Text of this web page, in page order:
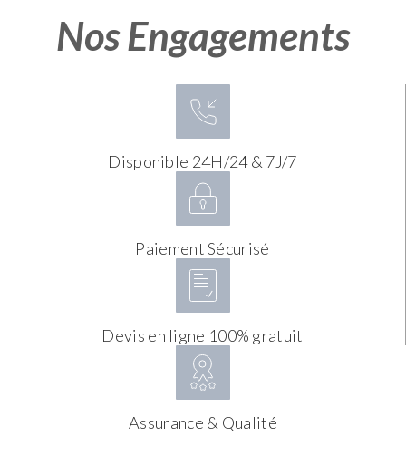
Nos Engagements
Disponible 24H/24 & 7J/7
Paiement Sécurisé
Devis en ligne 100% gratuit
Assurance & Qualité